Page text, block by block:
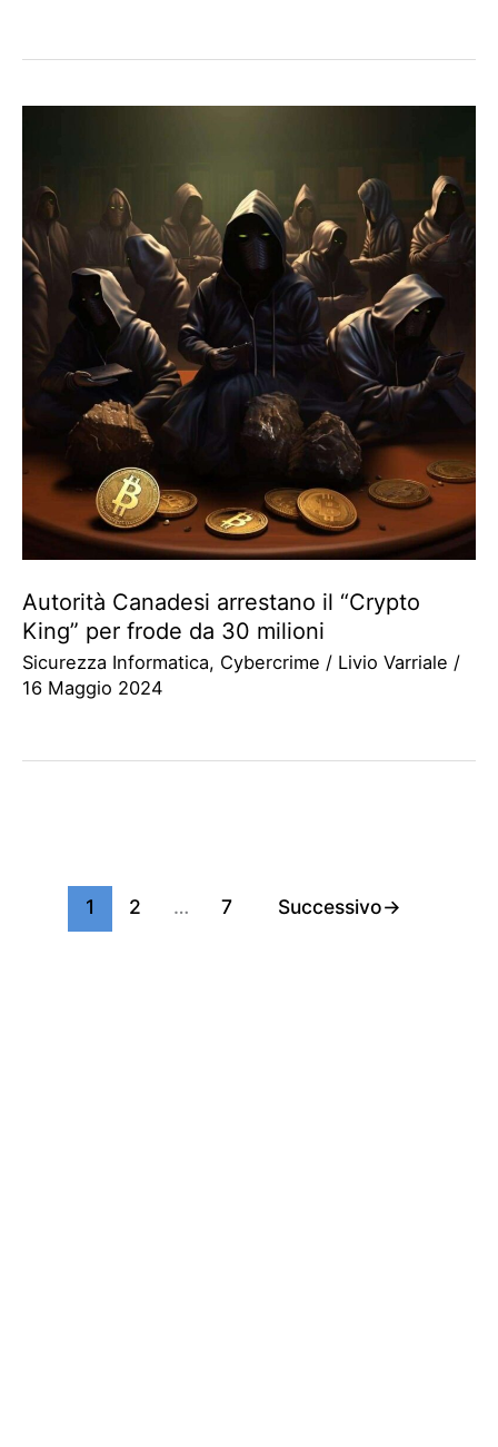
Autorità Canadesi arrestano il “Crypto
King” per frode da 30 milioni
Sicurezza Informatica, Cybercrime / Livio Varriale /
16 Maggio 2024
1 2 … 7 Successivo→